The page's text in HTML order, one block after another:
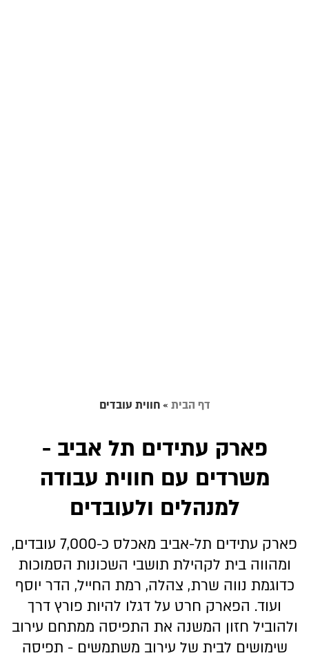
דף הבית »חווית עובדים
פארק עתידים תל אביב -
משרדים עם חווית עבודה
למנהלים ולעובדים
פארק עתידים תל-אביב מאכלס כ-7,000 עובדים,
ומהווה בית לקהילת תושבי השכונות הסמוכות
כדוגמת נווה שרת, צהלה, רמת החייל, הדר יוסף
ועוד. הפארק חרט על דגלו להיות פורץ דרך
ולהוביל חזון המשנה את התפיסה ממתחם עירוב
שימושים לבית של עירוב משתמשים - תפיסה